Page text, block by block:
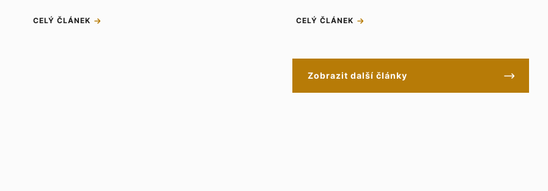
CELÝ ČLÁNEK CELÝ ČLÁNEK
Zobrazit další články